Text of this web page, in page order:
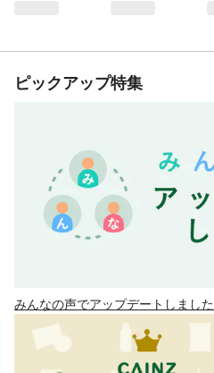
ピックアップ特集
みんなの声でアップデートしました